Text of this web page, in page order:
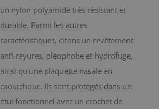
un nylon polyamide très résistant et
durable. Parmi les autres
caractéristiques, citons un revêtement
anti-rayures, oléophobe et hydrofuge,
ainsi qu'une plaquette nasale en
caoutchouc. Ils sont protégés dans un
étui fonctionnel avec un crochet de